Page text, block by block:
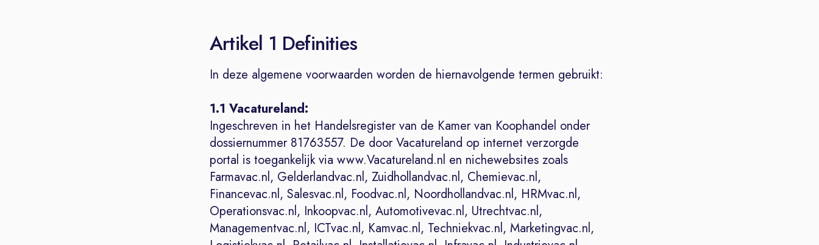
Artikel 1 Definities
In deze algemene voorwaarden worden de hiernavolgende termen gebruikt:
1.1 Vacatureland:
Ingeschreven in het Handelsregister van de Kamer van Koophandel onder
dossiernummer 81763557. De door Vacatureland op internet verzorgde
portal is toegankelijk via www.Vacatureland.nl en nichewebsites zoals
Farmavac.nl, Gelderlandvac.nl, Zuidhollandvac.nl, Chemievac.nl,
Financevac.nl, Salesvac.nl, Foodvac.nl, Noordhollandvac.nl, HRMvac.nl,
Operationsvac.nl, Inkoopvac.nl, Automotivevac.nl, Utrechtvac.nl,
Managementvac.nl, ICTvac.nl, Kamvac.nl, Techniekvac.nl, Marketingvac.nl,